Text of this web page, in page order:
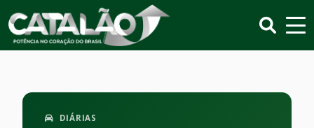
DIÁRIAS